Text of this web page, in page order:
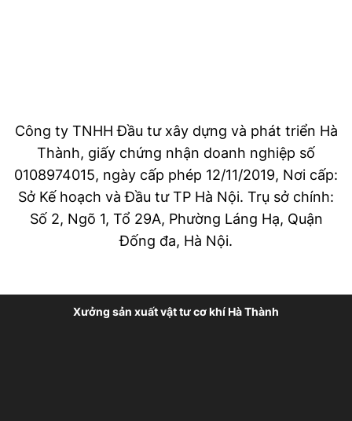
Công ty TNHH Đầu tư xây dựng và phát triển Hà
Thành, giấy chứng nhận doanh nghiệp số
0108974015, ngày cấp phép 12/11/2019, Nơi cấp:
Sở Kế hoạch và Đầu tư TP Hà Nội. Trụ sở chính:
Số 2, Ngõ 1, Tổ 29A, Phường Láng Hạ, Quận
Đống đa, Hà Nội.
Xưởng sản xuất vật tư cơ khí Hà Thành